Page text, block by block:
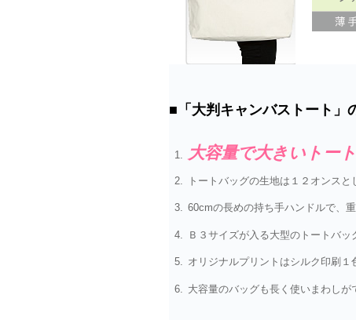
■「大判キャンバストート」
大容量で大きいトー
トートバッグの生地は１２オンスと
60cmの長めの持ち手ハンドルで、
Ｂ３サイズが入る大型のトートバ
オリジナルプリントはシルク印刷１
大容量のバッグも長く使いまわし